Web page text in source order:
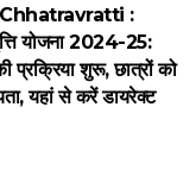
:
योजना 2024-25:
शुरू, छात्रों को
यहां से करें डायरेक्ट